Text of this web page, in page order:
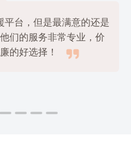
平台，但是最满意的还是
们的服务非常专业，价
的好选择！
